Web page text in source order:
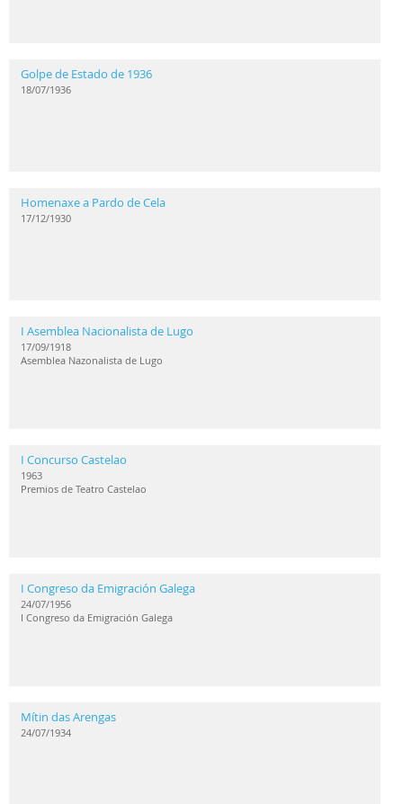
Golpe de Estado de 1936
18/07/1936
Homenaxe a Pardo de Cela
17/12/1930
I Asemblea Nacionalista de Lugo
17/09/1918
Asemblea Nazonalista de Lugo
I Concurso Castelao
1963
Premios de Teatro Castelao
I Congreso da Emigración Galega
24/07/1956
I Congreso da Emigración Galega
Mítin das Arengas
24/07/1934